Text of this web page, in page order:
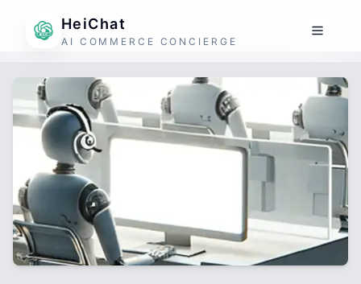
HeiChat
AI COMMERCE CONCIERGE